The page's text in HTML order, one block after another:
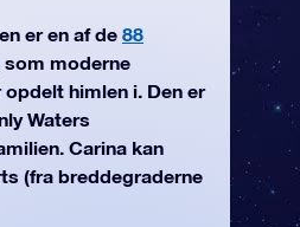
er en af de 88
som moderne
himlen i. Den er
Waters
Carina kan
(fra breddegraderne